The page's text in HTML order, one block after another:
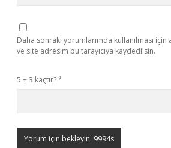
Daha sonraki yorumlarımda kullanılması
ve site adresim bu tarayıcıya kaydedilsin.
5 + 3 kaçtır?*